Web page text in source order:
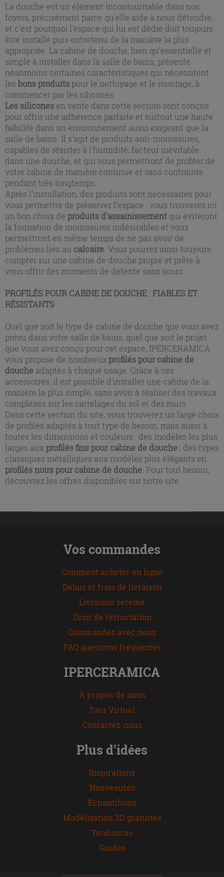
La douche est un élément incontournable dans nos
foyers, précisément parce qu'elle aide à nous détendre,
et c'est pourquoi l'espace qui lui est dédié doit toujours
être installé puis entretenu de la manière la plus
appropriée. La cabine de douche, bien qu'essentielle et
simple à installer dans la salle de bains, présente
néanmoins certaines caractéristiques qui nécessitent
les bons produitspour le nettoyage et le montage, à
commencer par les silicones.
Les silicones en vente dans cette section sont conçus
pour offrir une adhérence parfaite et surtout une haute
fiabilité dans un environnement aussi exigeant que la
salle de bains. Il s'agit de produits anti-moisissures,
capables de résister à l'humidité, facteur inévitable
dans une douche, et qui vous permettront de profiter de
votre cabine de manière continue et sans contrainte
pendant très longtemps.
Après l'installation, des produits sont nécessaires pour
vous permettre de préserver l'espace : vous trouverez ici
un bon choix de produits d'assainissement qui éviteront
la formation de moisissures indésirables et vous
permettront en même temps de ne pas avoir de
problèmes liés au calcaire . Vous pourrez ainsi toujours
compter sur une cabine de douche propre et prête à
vous offrir des moments de détente sans souci.
PROFILÉS POUR CABINE DE DOUCHE : FIABLES ET
RÉSISTANTS
Quel que soit le type de cabine de douche que vous avez
prévu dans votre salle de bains, quel que soit le projet
que vous avez conçu pour cet espace, IPERCERAMICA
vous propose de nombreuxprofilés pour cabine de
douche adaptés à chaque usage. Grâce à ces
accessoires, il est possible d'installer une cabine de la
manière la plus simple, sans avoir à réaliser des travaux
complexes sur les carrelages du sol et des murs.
Dans cette section du site, vous trouverez un large choix
de profilés adaptés à tout type de besoin, mais aussi à
toutes les dimensions et couleurs : des modèles les plus
larges auxprofilés fins pour cabine de douche ; des types
classiques métalliques aux modèles plus élégants en
profilés noirs pour cabine de douche . Pour tout besoin,
découvrez les offres disponibles sur notre site.
Vos commandes
Comment acheter en ligne
Délais et frais de livraison
Livraison sereine
Droit de rétractation
Commandez avec nous
FAQ questions fréquentes
IPERCERAMICA
À propos de nous
Tour Virtuel
Contactez-nous
Plus d’idées
Inspirations
Nouveautés
Échantillons
Modélisation 3D gratuites
Tendances
Guides